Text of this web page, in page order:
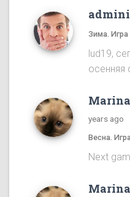
Зима. Игра
lud19,
осенняя
years ago
Весна.
Next